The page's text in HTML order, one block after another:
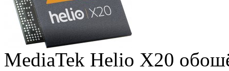
MediaTek Helio X20